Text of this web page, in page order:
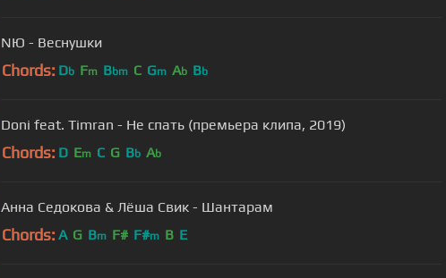
NЮ - Веснушки
Chords: Db Fm Bbm C Gm Ab Bb
Doni feat. Timran - Не спать (премьера клипа, 2019)
Chords: D Em C G Bb Ab
Анна Седокова & Лёша Свик - Шантарам
Chords: A G Bm F# F#m B E